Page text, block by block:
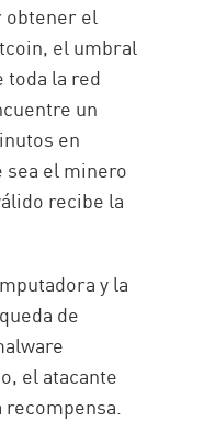
obtener el
el umbral
toda la red
un
en
sea el minero
recibe la
y la
de
el atacante